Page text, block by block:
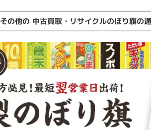
その他の 中古買取・リサイクルのぼり旗の